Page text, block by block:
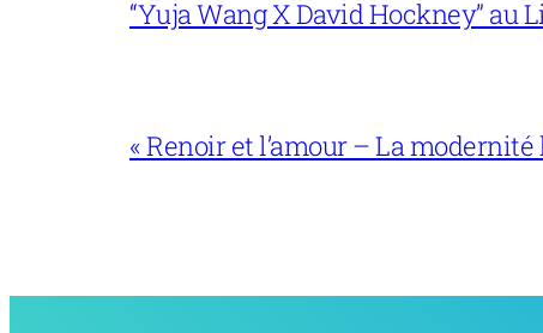
“Yuja Wang X David Hockney”
« Renoir et l’amour – La modernité